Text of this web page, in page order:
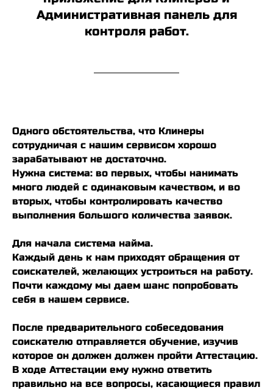
Административная панель для
контроля работ.
Одного обстоятельства, что Клинеры
сотрудничая с нашим сервисом хорошо
зарабатывают не достаточно.
Нужна система: во первых, чтобы нанимать
много людей с одинаковым качеством, и во
вторых, чтобы контролировать качество
выполнения большого количества заявок.
Для начала система найма.
Каждый день к нам приходят обращения от
соискателей, желающих устроиться на работу.
Почти каждому мы даем шанс попробовать
себя в нашем сервисе.
После предварительного собеседования
соискателю отправляется обучение, изучив
которое он должен должен пройти Аттестацию.
В ходе Аттестации ему нужно ответить
правильно на все вопросы, касающиеся правил